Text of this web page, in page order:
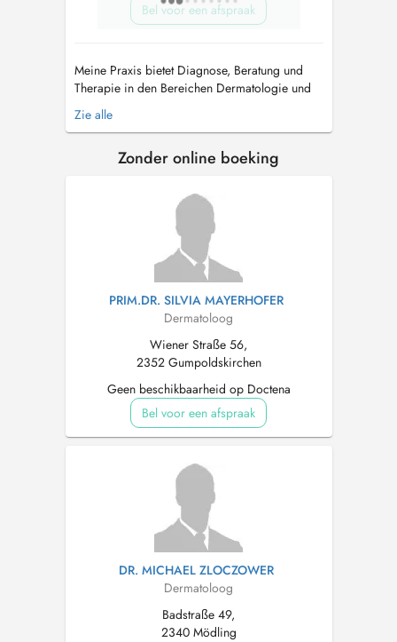
Bel voor een afspraak
Meine Praxis bietet Diagnose, Beratung und
Therapie in den Bereichen Dermatologie und
Venenerkrankungen. Fachärztin für
Venenerkrankungen Als Spezialistin mit
Dermatologie und Venenerkrankungen biete ich
Zie alle
Zonder online boeking
PRIM.DR. SILVIA MAYERHOFER
Dermatoloog
Wiener Straße 56,
2352 Gumpoldskirchen
Geen beschikbaarheid op Doctena
Bel voor een afspraak
DR. MICHAEL ZLOCZOWER
Dermatoloog
Badstraße 49,
2340 Mödling